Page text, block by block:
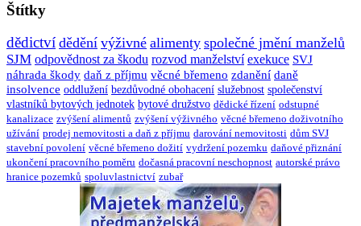
Štítky
dědictví dědění výživné alimenty společné jmění manželů
SJM odpovědnost za škodu rozvod manželství exekuce SVJ
náhrada škody daň z příjmu věcné břemeno zdanění daně
insolvence oddlužení bezdůvodné obohacení služebnost společenství
vlastníků bytových jednotek bytové družstvo dědické řízení odstupné
kanalizace zvýšení alimentů zvýšení výživného věcné břemeno doživotního
užívání prodej nemovitosti a daň z příjmu darování nemovitosti dům SVJ
stavební povolení věcné břemeno dožití vydržení pozemku daňové přiznání
ukončení pracovního poměru dočasná pracovní neschopnost autorské právo
hranice pozemků spoluvlastnictví zubař